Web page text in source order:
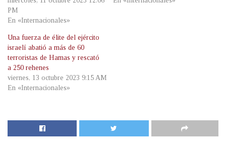
PM
En «Internacionales»
Una fuerza de élite del ejército
israelí abatió a más de 60
terroristas de Hamas y rescató
a 250 rehenes
viernes, 13 octubre 2023 9:15 AM
En «Internacionales»